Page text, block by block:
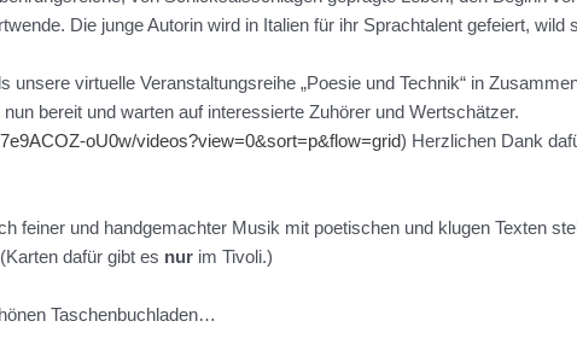
Die junge Autorin wird in Italien für ihr Sprachtalent gefeiert, wild
virtuelle Veranstaltungsreihe „Poesie und Technik“ in
bereit und warten auf interessierte Zuhörer und Wertschätzer.
oU0w/videos?view=0&sort=p&flow=grid) Herzlichen Dank
feiner und handgemachter Musik mit poetischen und klugen Texten
dafür gibt es nur im Tivoli.)
Taschenbuchladen…